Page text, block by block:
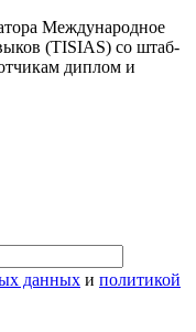
Международное
(TISIAS) со штаб-
диплом и
данных и политикой